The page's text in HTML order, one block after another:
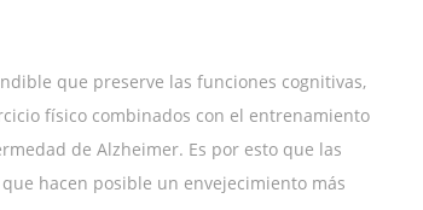
que preserve las funciones cognitivas,
físico combinados con el entrenamiento
de Alzheimer. Es por esto que las
hacen posible un envejecimiento más